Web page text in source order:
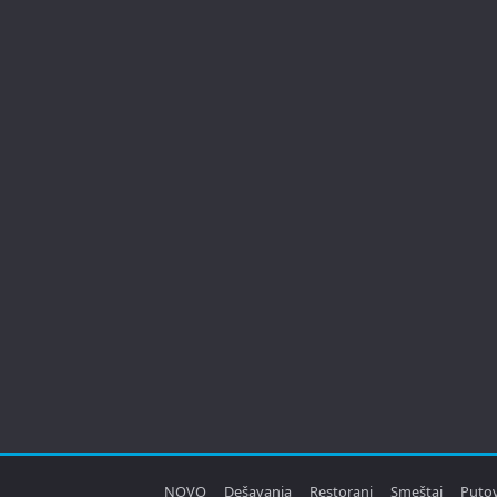
NOVO Dešavanja Restorani Smeštaj